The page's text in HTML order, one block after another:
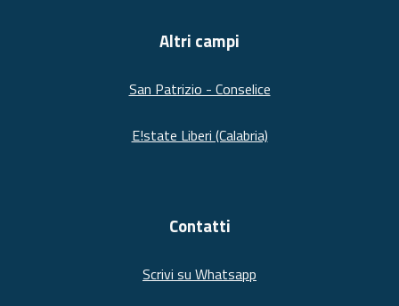
Altri campi
San Patrizio - Conselice
E!state Liberi (Calabria)
Contatti
Scrivi su Whatsapp